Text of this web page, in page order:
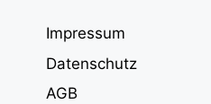
Impressum
Datenschutz
AGB